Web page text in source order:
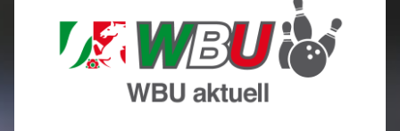
2017"